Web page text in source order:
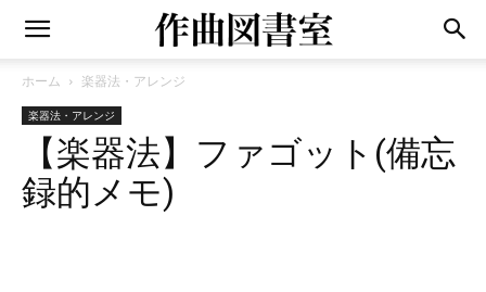
ホーム 楽器法・アレンジ
楽器法・アレンジ
【楽器法】ファゴット(備忘
録的メモ)